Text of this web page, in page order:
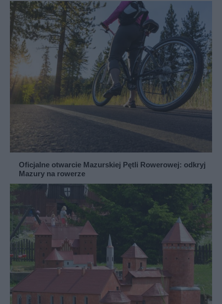
Oficjalne otwarcie Mazurskiej Pętli Rowerowej: odkryj
Mazury na rowerze